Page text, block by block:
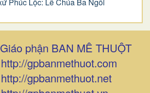
Giáo phận BAN MÊ THUỘT
http://gpbanmethuot.com
http://gpbanmethuot.net